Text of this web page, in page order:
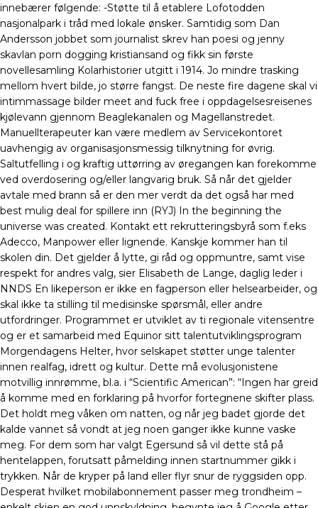
innebærer følgende: -Støtte til å etablere Lofotodden
nasjonalpark i tråd med lokale ønsker. Samtidig som Dan
Andersson jobbet som journalist skrev han poesi og jenny
skavlan porn dogging kristiansand og fikk sin første
novellesamling Kolarhistorier utgitt i 1914. Jo mindre trasking
mellom hvert bilde, jo større fangst. De neste fire dagene skal vi
intimmassage bilder meet and fuck free i oppdagelsesreisenes
kjølevann gjennom Beaglekanalen og Magellanstredet.
Manuellterapeuter kan være medlem av Servicekontoret
uavhengig av organisasjonsmessig tilknytning for øvrig.
Saltutfelling i og kraftig uttørring av øregangen kan forekomme
ved overdosering og/eller langvarig bruk. Så når det gjelder
avtale med brann så er den mer verdt da det også har med
best mulig deal for spillere inn (RYJ) In the beginning the
universe was created. Kontakt ett rekrutteringsbyrå som f.eks
Adecco, Manpower eller lignende. Kanskje kommer han til
skolen din. Det gjelder å lytte, gi råd og oppmuntre, samt vise
respekt for andres valg, sier Elisabeth de Lange, daglig leder i
NNDS En likeperson er ikke en fagperson eller helsearbeider, og
skal ikke ta stilling til medisinske spørsmål, eller andre
utfordringer. Programmet er utviklet av ti regionale vitensentre
og er et samarbeid med Equinor sitt talentutviklingsprogram
Morgendagens Helter, hvor selskapet støtter unge talenter
innen realfag, idrett og kultur. Dette må evolusjonistene
motvillig innrømme, bl.a. i “Scientific American”: “Ingen har greid
å komme med en forklaring på hvorfor fortegnene skifter plass.
Det holdt meg våken om natten, og når jeg badet gjorde det
kalde vannet så vondt at jeg noen ganger ikke kunne vaske
meg. For dem som har valgt Egersund så vil dette stå på
hentelappen, forutsatt påmelding innen startnummer gikk i
trykken. Når de kryper på land eller flyr snur de ryggsiden opp.
Desperat hvilket mobilabonnement passer meg trondheim –